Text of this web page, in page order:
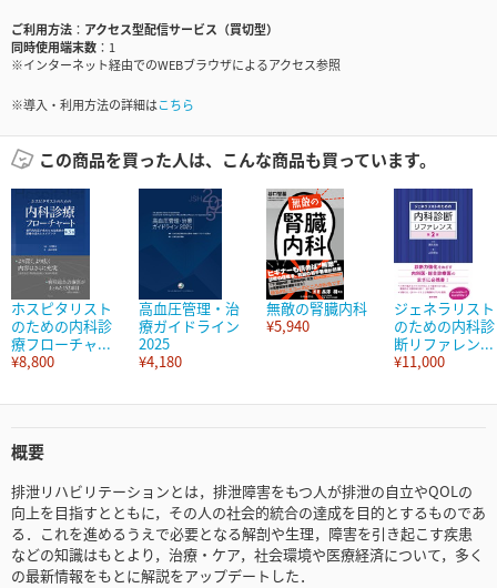
ご利用方法
アクセス型配信サービス（買切型）
同時使用端末数
1
※インターネット経由でのWEBブラウザによるアクセス参照
※導入・利用方法の詳細はこちら
この商品を買った人は、こんな商品も買っています。
ホスピタリスト
のための内科診
療フローチャ...
¥8,800
高血圧管理・治
療ガイドライン
2025
¥4,180
無敵の腎臓内科
¥5,940
ジェネラリスト
のための内科診
断リファレン...
¥11,000
概要
排泄リハビリテーションとは，排泄障害をもつ人が排泄の自立やQOLの
向上を目指すとともに，その人の社会的統合の達成を目的とするものであ
る．これを進めるうえで必要となる解剖や生理，障害を引き起こす疾患
などの知識はもとより，治療・ケア，社会環境や医療経済について，多く
の最新情報をもとに解説をアップデートした．